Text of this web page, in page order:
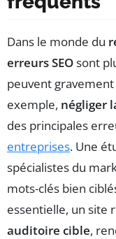
Dans le monde du
erreurs SEOsont
peuvent gravement
exemple, négliger
des principales
entreprises. Une
spécialistes du
mots-clés bien
essentielle, un site
auditoire cible,